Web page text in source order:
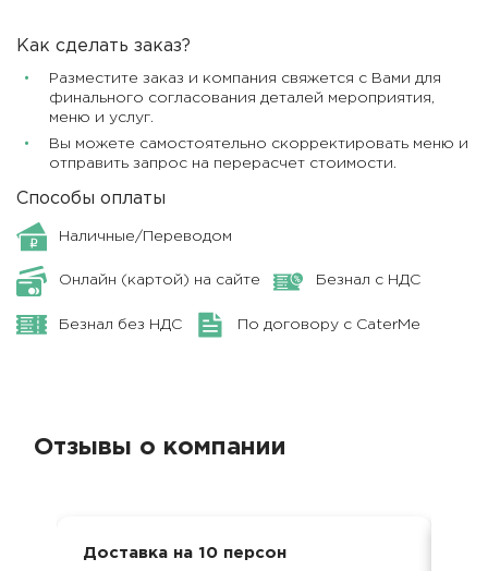
Как сделать заказ?
Разместите заказ и компания свяжется с Вами для
финального согласования деталей мероприятия,
меню и услуг.
Вы можете самостоятельно скорректировать меню и
отправить запрос на перерасчет стоимости.
Способы оплаты
Наличные/Переводом
Онлайн (картой) на сайте Безнал с НДС
Безнал без НДС По договору с CaterMe
Отзывы о компании
Доставка на 10 персон